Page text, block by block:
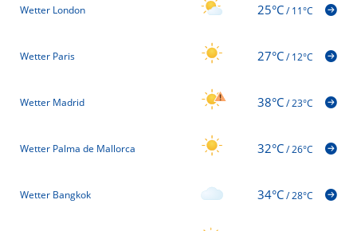
Wetter London 25°C/11°C
Wetter Paris 27°C/12°C
Wetter Madrid 38°C/23°C
Wetter Palma de Mallorca 32°C/26°C
Wetter Bangkok 34°C/28°C